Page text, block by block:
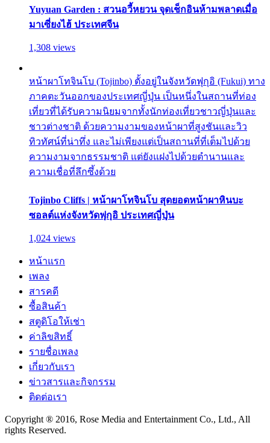
Yuyuan Garden : สวนอวี้หยวน จุดเช็กอินห้ามพลาดเมื่อ
มาเซี่ยงไฮ้ ประเทศจีน
1,308 views
หน้าผาโทจินโบ (Tojinbo) ตั้งอยู่ในจังหวัดฟุกุอิ (Fukui) ทาง
ภาคตะวันออกของประเทศญี่ปุ่น เป็นหนึ่งในสถานที่ท่อง
เที่ยวที่ได้รับความนิยมจากทั้งนักท่องเที่ยวชาวญี่ปุ่นและ
ชาวต่างชาติ ด้วยความงามของหน้าผาที่สูงชันและวิว
ทิวทัศน์ที่น่าทึ่ง และไม่เพียงแต่เป็นสถานที่ที่เต็มไปด้วย
ความงามจากธรรมชาติ แต่ยังแฝงไปด้วยตำนานและ
ความเชื่อที่ลึกซึ้งด้วย
Tojinbo Cliffs | หน้าผาโทจินโบ สุดยอดหน้าผาหินบะ
ซอลต์แห่งจังหวัดฟุกุอิ ประเทศญี่ปุ่น
1,024 views
หน้าแรก
เพลง
สารคดี
ซื้อสินค้า
สตูดิโอให้เช่า
ค่าลิขสิทธิ์
รายชื่อเพลง
เกี่ยวกับเรา
ข่าวสารและกิจกรรม
ติดต่อเรา
Copyright ® 2016, Rose Media and Entertainment Co., Ltd., All
rights Reserved.